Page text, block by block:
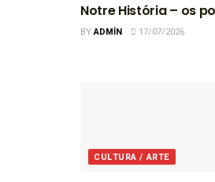
Notre História – os
BYADMIN 17/07/2026
CULTURA / ARTE